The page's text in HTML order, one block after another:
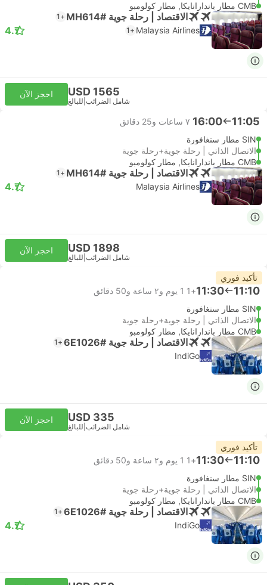
CMB مطار باندارانايكا, مطار كولومبو
الاقتصاد | رحلة جوية #MH614 +1
Malaysia Airlines
+1
4.7
USD 1565
شامل الضرائب للبالغ
احجز الآن
11:05
16:00 ٧ ساعات و‫25 دقائق
SIN مطار سنغافورة
الاتصال الذاتي | رحلة جوية+رحلة جوية
CMB مطار باندارانايكا, مطار كولومبو
الاقتصاد | رحلة جوية #MH614 +1
Malaysia Airlines
4.7
USD 1898
شامل الضرائب للبالغ
احجز الآن
تأكيد فوري
11:10
11:30
+1
1 يوم و٢ ساعة و‫50 دقائق
SIN مطار سنغافورة
الاتصال الذاتي | رحلة جوية+رحلة جوية
CMB مطار باندارانايكا, مطار كولومبو
الاقتصاد | رحلة جوية #6E1026 +1
IndiGo
USD 335
شامل الضرائب للبالغ
احجز الآن
تأكيد فوري
11:10
11:30
+1
1 يوم و٢ ساعة و‫50 دقائق
SIN مطار سنغافورة
الاتصال الذاتي | رحلة جوية+رحلة جوية
CMB مطار باندارانايكا, مطار كولومبو
الاقتصاد | رحلة جوية #6E1026 +1
IndiGo
4.7